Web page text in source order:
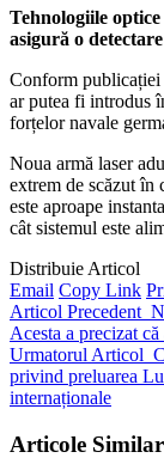
Tehnologiile
asigură o
Conform publicației
ar putea fi introdus
forțelor navale
Noua armă laser
extrem de scăzut în
este aproape
cât sistemul este
Distribuie Articol
Email Copy Link
Articol Precedent
Acesta a precizat
Urmatorul Articol
privind preluarea
internaționale
Articole